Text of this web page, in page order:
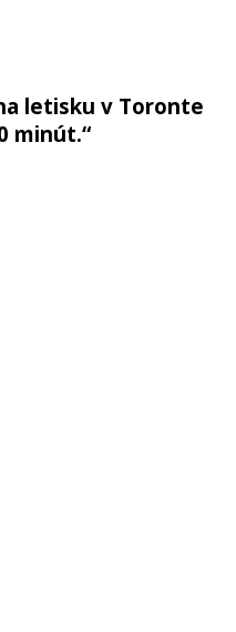
letisku v Toronte
minút.“